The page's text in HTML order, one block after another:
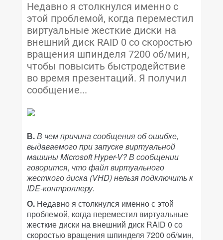
Недавно я столкнулся именно с
этой проблемой, когда переместил
виртуальные жесткие диски на
внешний диск RAID 0 со скоростью
вращения шпинделя 7200 об/мин,
чтобы повысить быстродействие
во время презентаций. Я получил
сообщение...
В.В чем причина сообщения об ошибке,
выдаваемого при запуске виртуальной
машины Microsoft Hyper-V? В сообщении
говорится, что файл виртуального
жесткого диска (VHD) нельзя подключить к
IDE-контроллеру.
О. Недавно я столкнулся именно с этой
проблемой, когда переместил виртуальные
жесткие диски на внешний диск RAID 0 со
скоростью вращения шпинделя 7200 об/мин,